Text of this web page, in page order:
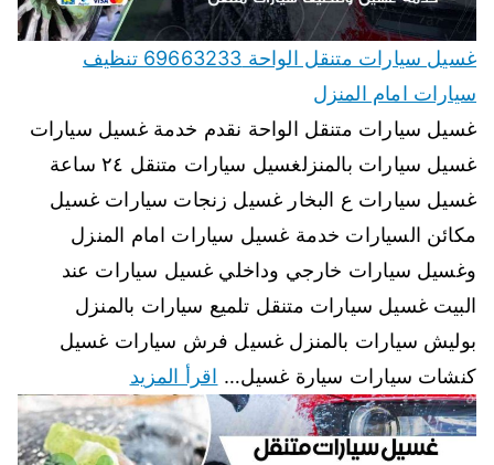
غسيل سيارات متنقل الواحة 69663233 تنظيف
سيارات امام المنزل
غسيل سيارات متنقل الواحة نقدم خدمة غسيل سيارات
غسيل سيارات بالمنزلغسيل سيارات متنقل ٢٤ ساعة
غسيل سيارات ع البخار غسيل زنجات سيارات غسيل
مكائن السيارات خدمة غسيل سيارات امام المنزل
وغسيل سيارات خارجي وداخلي غسيل سيارات عند
البيت غسيل سيارات متنقل تلميع سيارات بالمنزل
بوليش سيارات بالمنزل غسيل فرش سيارات غسيل
كنشات سيارات سيارة غسيل… اقرأ المزيد